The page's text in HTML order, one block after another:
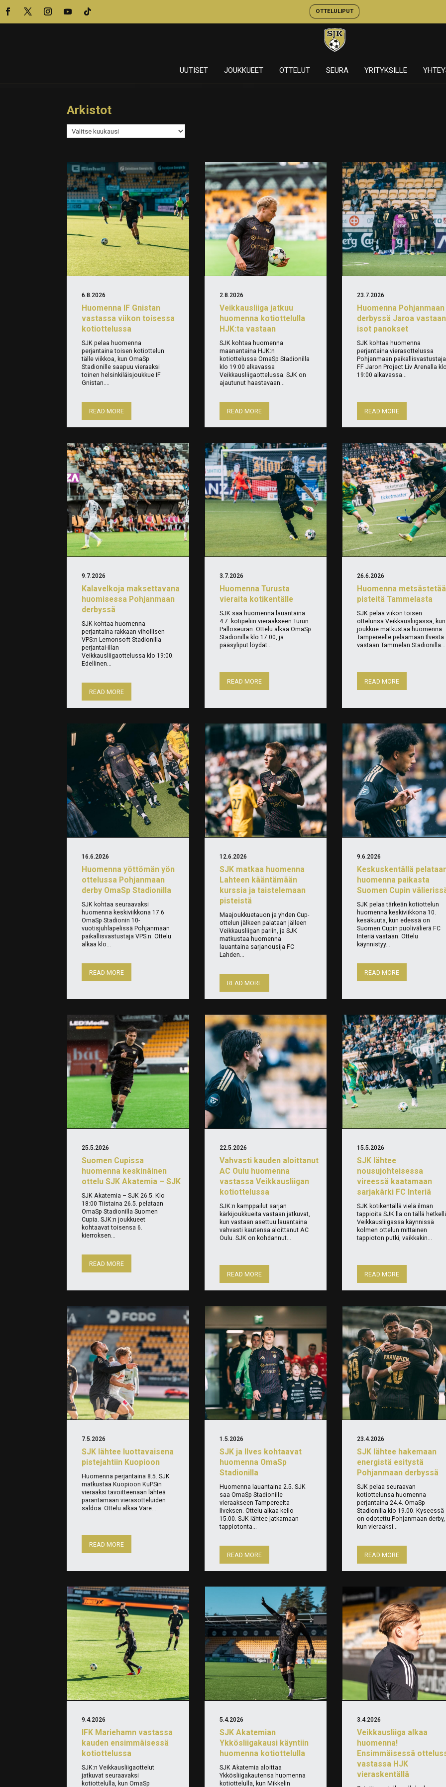
OTTELULIPUT
UUTISET JOUKKUEET OTTELUT SEURA YRITYKSILLE
Arkistot
Arkistot
Huomenna IF Gnistan
vastassa viikon toisessa
kotiottelussa
6.8.2026
SJK pelaa huomenna
perjantaina toisen kotiottelun
tälle viikkoa, kun OmaSp
Stadionille saapuu vieraaksi
toinen helsinkiläisjoukkue IF
Gnistan....
READ MORE
Veikkausliiga jatkuu
huomenna kotiottelulla
HJK:ta vastaan
2.8.2026
SJK kohtaa huomenna
maanantaina HJK:n
kotiottelussa OmaSp Stadionilla
klo 19:00 alkavassa
Veikkausliigaottelussa. SJK on
ajautunut haastavaan...
READ MORE
Huomenna Pohjanmaan
derbyssä Jaroa vastaan
isot panokset
23.7.2026
SJK kohtaa huomenna
perjantaina vierasottelussa
Pohjanmaan paikallisvastustaja
FF Jaron Project Liv Arenalla
19:00 alkavassa...
READ MORE
Kalavelkoja maksettavana
huomisessa Pohjanmaan
derbyssä
9.7.2026
SJK kohtaa huomenna
perjantaina rakkaan vihollisen
VPS:n Lemonsoft Stadionilla
perjantai-illan
Veikkausliigaottelussa klo 19:00.
Edellinen...
READ MORE
Huomenna Turusta
vieraita kotikentälle
3.7.2026
SJK saa huomenna lauantaina
4.7. kotipeliin vieraakseen Turun
Palloseuran. Ottelu alkaa OmaSp
Stadionilla klo 17:00, ja
pääsyliput löydät...
READ MORE
Huomenna
pisteitä Tammelasta
26.6.2026
SJK pelaa viikon toisen
ottelunsa Veikkausliigassa, kun
joukkue matkustaa huomenna
Tampereelle pelaamaan Ilvestä
vastaan Tammelan
READ MORE
Huomenna yöttömän yön
ottelussa Pohjanmaan
derby OmaSp Stadionilla
16.6.2026
SJK kohtaa seuraavaksi
huomenna keskiviikkona 17.6
OmaSp Stadionin 10-
vuotisjuhlapelissä Pohjanmaan
paikallisvastustaja VPS:n. Ottelu
alkaa klo...
READ MORE
SJK matkaa huomenna
Lahteen kääntämään
kurssia ja taistelemaan
pisteistä
12.6.2026
Maajoukkuetauon ja yhden Cup-
ottelun jälkeen palataan jälleen
Veikkausliigan pariin, ja SJK
matkustaa huomenna
lauantaina sarjanousija FC
Lahden...
READ MORE
Keskuskentällä
huomenna paikasta
Suomen Cupin
9.6.2026
SJK pelaa tärkeän kotiottelun
huomenna keskiviikkona 10.
kesäkuuta, kun edessä on
Suomen Cupin puolivälierä FC
Interiä vastaan. Ottelu
käynnistyy...
READ MORE
Suomen Cupissa
huomenna keskinäinen
ottelu SJK Akatemia – SJK
25.5.2026
SJK Akatemia – SJK 26.5. Klo
18:00 Tiistaina 26.5. pelataan
OmaSp Stadionilla Suomen
Cupia. SJK:n joukkueet
kohtaavat toisensa 6.
kierroksen...
READ MORE
Vahvasti kauden aloittanut
AC Oulu huomenna
vastassa Veikkausliigan
kotiottelussa
22.5.2026
SJK:n kamppailut sarjan
kärkijoukkueita vastaan jatkuvat,
kun vastaan asettuu lauantaina
vahvasti kautensa aloittanut AC
Oulu. SJK on kohdannut...
READ MORE
SJK lähtee
nousujohteisessa
vireessä kaatamaan
sarjakärki FC Interiä
15.5.2026
SJK kotikentällä vielä ilman
tappioita SJK:lla on tällä
Veikkausliigassa käynnissä
kolmen ottelun mittainen
tappioton putki, vaikkakin...
READ MORE
SJK lähtee luottavaisena
pistejahtiin Kuopioon
7.5.2026
Huomenna perjantaina 8.5. SJK
matkustaa Kuopioon KuPSin
vieraaksi tavoitteenaan lähteä
parantamaan vierasotteluiden
saldoa. Ottelu alkaa Väre...
READ MORE
SJK ja Ilves kohtaavat
huomenna OmaSp
Stadionilla
1.5.2026
Huomenna lauantaina 2.5. SJK
saa OmaSp Stadionille
vieraakseen Tampereelta
Ilveksen. Ottelu alkaa kello
15.00. SJK lähtee jatkamaan
tappiotonta...
READ MORE
SJK lähtee hakemaan
energistä esitystä
Pohjanmaan derbyssä
23.4.2026
SJK pelaa seuraavan
kotiottelunsa huomenna
perjantaina 24.4. OmaSp
Stadionilla klo 19.00. Kyseessä
on odotettu Pohjanmaan derby,
kun vieraaksi...
READ MORE
IFK Mariehamn vastassa
kauden ensimmäisessä
kotiottelussa
9.4.2026
SJK:n Veikkausliigaottelut
jatkuvat seuraavaksi
kotiottelulla, kun OmaSp
SJK Akatemian
Ykkösliigakausi käyntiin
huomenna kotiottelulla
5.4.2026
SJK Akatemia aloittaa
Ykkösliigakautensa huomenna
kotiottelulla, kun Mikkelin
Veikkausliiga alkaa
huomenna!
Ensimmäisessä
vastassa HJK
vieraskentällä
3.4.2026